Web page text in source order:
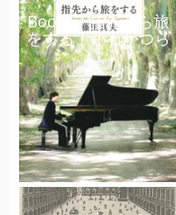
Books｜指先から旅
をする｜小石かつら